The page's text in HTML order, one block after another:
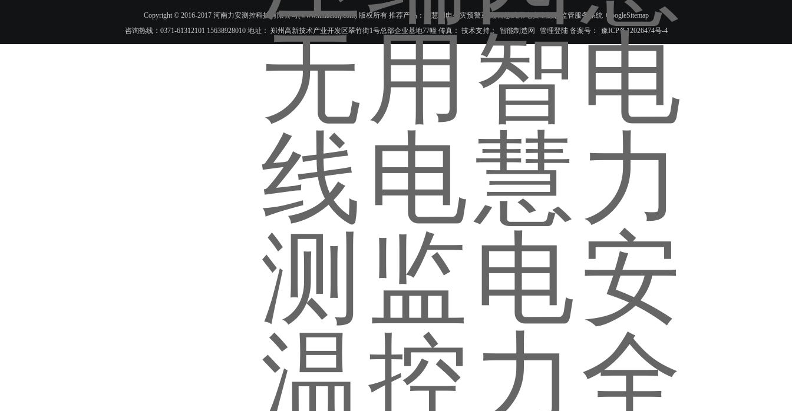
Copyright © 2016-2017 河南力安测控科技有限公司(www.hnlackkj.com) 版权所有 推荐产品：智慧用电火灾预警系统,智慧式用电安全隐患监管服务系统 GoogleSitemap
咨询热线：0371-61312101 15638928010 地址： 郑州高新技术产业开发区翠竹街1号总部企业基地77幢 传真： 技术支持：
智能制造网 管理登陆备案号： 豫ICP备12026474号-4